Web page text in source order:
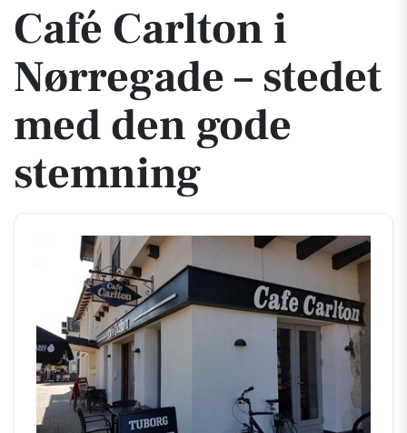
Café Carlton i
Nørregade – stedet
med den gode
stemning